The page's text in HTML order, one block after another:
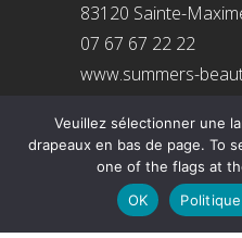
83120 Sainte-
07 67 67 22 22
www.summers-
Politique de
Mentions légales
Veuillez sélectionner une
drapeaux en bas de page. To
one of the flags at
OK